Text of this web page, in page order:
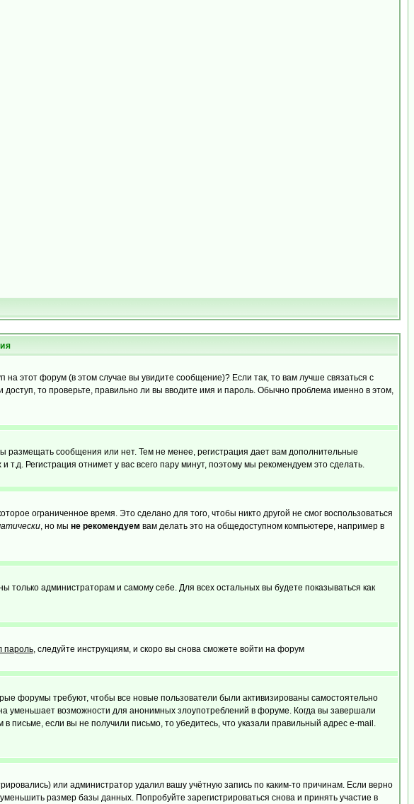
этот форум (в этом случае вы увидите сообщение)? Если так, то вам лучше связаться с
то проверьте, правильно ли вы вводите имя и пароль. Обычно проблема именно в этом,
размещать сообщения или нет. Тем не менее, регистрация дает вам дополнительные
Регистрация отнимет у вас всего пару минут, поэтому мы рекомендуем это сделать.
ограниченное время. Это сделано для того, чтобы никто другой не смог воспользоваться
, но мы не рекомендуем вам делать это на общедоступном компьютере, например в
только администраторам и самому себе. Для всех остальных вы будете показываться как
пароль, следуйте инструкциям, и скоро вы снова сможете войти на форум
форумы требуют, чтобы все новые пользователи были активизированы самостоятельно
уменьшает возможности для анонимных злоупотреблений в форуме. Когда вы завершали
письме, если вы не получили письмо, то убедитесь, что указали правильный адрес e-mail.
или администратор удалил вашу учётную запись по каким-то причинам. Если верно
размер базы данных. Попробуйте зарегистрироваться снова и принять участие в